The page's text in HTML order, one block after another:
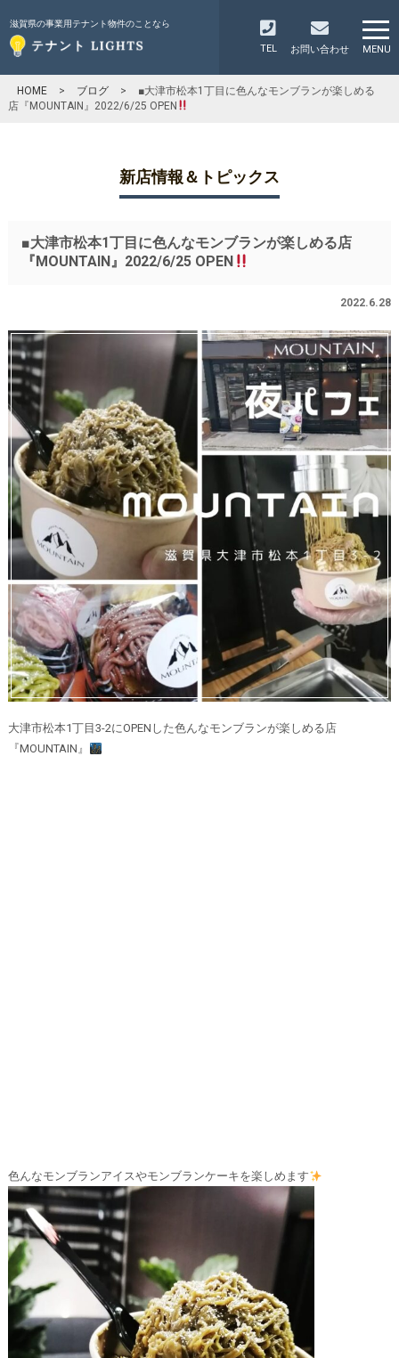
滋賀県の事業用テナント物件のことなら
TEL お問い合わせ MENU
HOME > ブログ >
■大津市松本1丁目に色んなモンブランが楽しめる
店『MOUNTAIN』2022/6/25 OPEN
新店情報＆トピックス
■大津市松本1丁目に色んなモンブランが楽しめる店
『MOUNTAIN』2022/6/25 OPEN
2022.6.28
大津市松本1丁目3-2にOPENした色んなモンブランが楽しめる店
『MOUNTAIN』⁡⁡
色んなモンブランアイスやモンブランケーキを⁡楽しめます